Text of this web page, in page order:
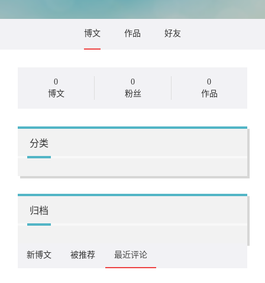
博文 作品 好友
0
博文
0
粉丝
0
作品
分类
归档
新博文 被推荐 最近评论